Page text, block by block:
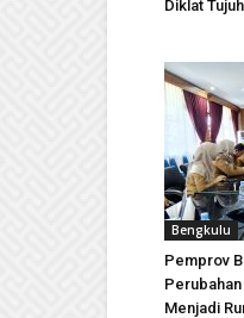
Diklat
Bengkulu
Pemprov
Menjadi